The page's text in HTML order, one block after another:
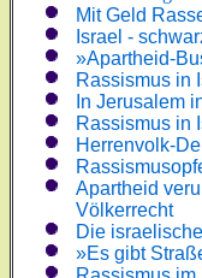
Mit Geld
Israel -
»Apartheid-
Rassismus in
In Jerusalem
Rassismus in
Herrenvolk-
Apartheid
Völkerrecht
Die
»Es gibt